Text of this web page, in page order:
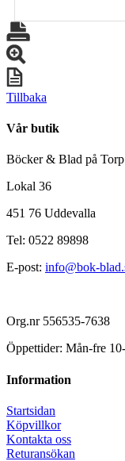
Tillbaka
Vår butik
Böcker & Blad på
Lokal 36
451 76 Uddevalla
Tel: 0522 89898
E-post: info@bok-
Org.nr 556535-7638
Öppettider: Mån-fre
Information
Startsidan
Köpvillkor
Kontakta oss
Returansökan